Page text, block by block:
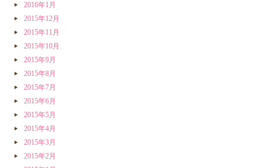
2016年1月
2015年12月
2015年11月
2015年10月
2015年9月
2015年8月
2015年7月
2015年6月
2015年5月
2015年4月
2015年3月
2015年2月